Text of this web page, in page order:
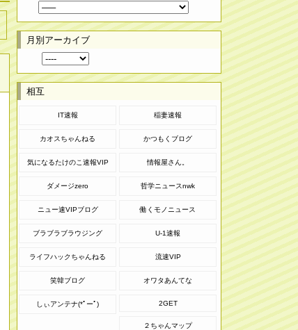
月別アーカイブ
相互
IT速報 稲妻速報
カオスちゃんねる かつもくブログ
気になるたけのこ速報VIP 情報屋さん。
ダメージzero 哲学ニュースnwk
ニュー速VIPブログ 働くモノニュース
ブラブラブラウジング U-1速報
ライフハックちゃんねる 流速VIP
笑韓ブログ オワタあんてな
しぃアンテナ(*ﾟーﾟ) 2GET
２ちゃんマップ